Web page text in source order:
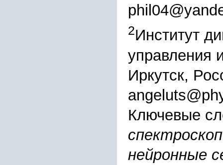
2Институт
Иркутск,
Ключевые
нейронные